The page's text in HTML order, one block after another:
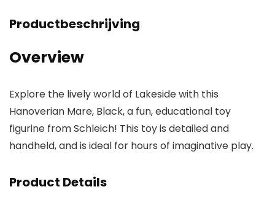
Productbeschrijving
Overview
Explore the lively world of Lakeside with this
Hanoverian Mare, Black, a fun, educational toy
figurine from Schleich! This toy is detailed and
handheld, and is ideal for hours of imaginative play.
Product Details